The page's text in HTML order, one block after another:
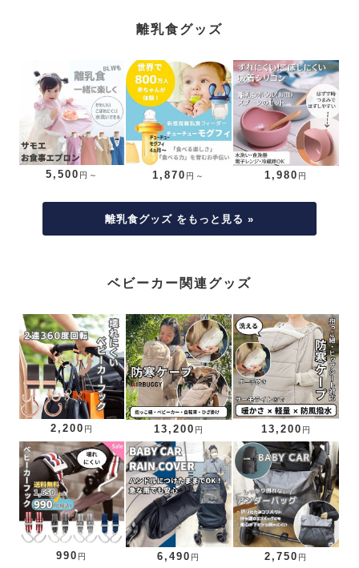
離乳食グッズ
5,500 円～ 1,870 円～ 1,980 円
離乳食グッズ をもっと見る »
ベビーカー関連グッズ
2,200 円 13,200 円 13,200 円
990 円 6,490 円 2,750 円